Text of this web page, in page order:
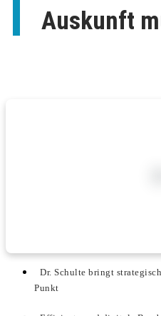
Auskunft
Dr. Schulte bringt
Punkt